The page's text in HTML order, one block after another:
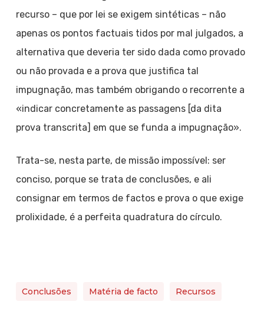
recurso – que por lei se exigem sintéticas – não
apenas os pontos factuais tidos por mal julgados, a
alternativa que deveria ter sido dada como provado
ou não provada e a prova que justifica tal
impugnação, mas também obrigando o recorrente a
«indicar concretamente as passagens [da dita
prova transcrita] em que se funda a impugnação».
Trata-se, nesta parte, de missão impossível: ser
conciso, porque se trata de conclusões, e ali
consignar em termos de factos e prova o que exige
prolixidade, é a perfeita quadratura do círculo.
Conclusões Matéria de facto Recursos